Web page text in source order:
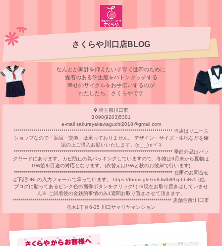
さくらや川口店BLOG
なんとか家計を抑えたい子育て世帯のために
愛着のある学⽣服をバトンタッチする
幸せのサイクルをお⼿伝いするのが
わたしたち、さくらやです
埼玉県川口市
090(9203)5381
e-mail sakurayakawaguchi2018@gmail.com
******************************************************************************** 当店はリユース
ショップなので「返品・交換」は承っておりません。 デザイン・サイズ・生地などを確
認の上ご購入お願いいたします。(o_ _)ｏﾍﾟｺ
******************************************************************************** 季節外品はバッ
クヤードにあります。カビ防止の為パッキングしていますので、冬物は9月末から夏物は
GW後を目途の対応となります。(衣替えはGWと秋のお彼岸で行います)
******************************************************************************** 在庫のお問合せ
は下記URLの入力フォームで承っています。 https://forms.gle/xn8Jw3i89xp6biNv5 (他、
ブログに貼ってあるピンク色の画像ボタンをクリック!!) ※現在お取り置きはしていませ
ん※ ご試着後の金銭的事情のみ1週間お取り置きさせて頂きます。
******************************************************************************** 店舗住所:川口市
並木1丁目6-35 川口サマリヤマンション